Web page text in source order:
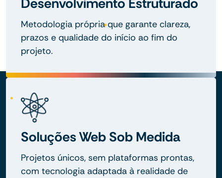
Metodologia própria que garante clareza,
prazos e qualidade do início ao fim do
projeto.
Soluções Web Sob Medida
Projetos únicos, sem plataformas prontas,
com tecnologia adaptada à realidade de